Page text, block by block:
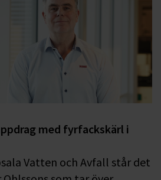
med fyrfackskärl i
Vatten och Avfall står det